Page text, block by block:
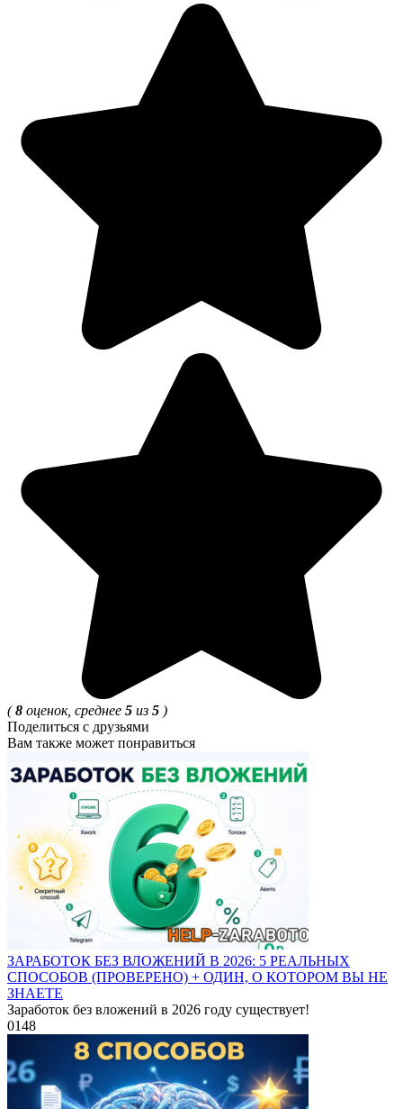
(8 оценок, среднее 5 из 5 )
Поделиться с друзьями
Вам также может понравиться
ЗАРАБОТОК БЕЗ ВЛОЖЕНИЙ В 2026: 5 РЕАЛЬНЫХ
СПОСОБОВ (ПРОВЕРЕНО) + ОДИН, О КОТОРОМ ВЫ НЕ
ЗНАЕТЕ
Заработок без вложений в 2026 году существует!
0148